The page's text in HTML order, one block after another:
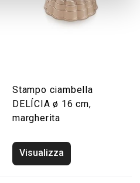
Stampo ciambella
DELÍCIA ø 16 cm,
margherita
Visualizza